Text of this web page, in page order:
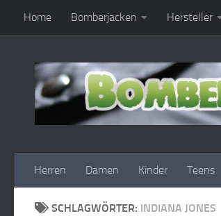
Zum Inhalt springen
Home Bomberjacken Hersteller
Herren Damen Kinder Teens
SCHLAGWÖRTER: INDIANA JONES